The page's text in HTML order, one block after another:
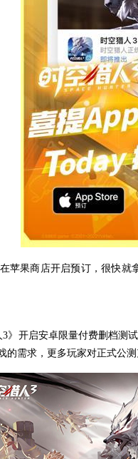
苹果商店开启预订，很快就
开启安卓限量付费删档测
需求，更多玩家对正式公测